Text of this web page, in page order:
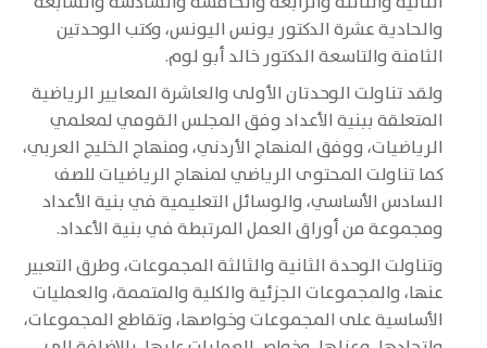
والحادية عشرة الدكتور يونس اليونس، وكتب الوحدتين
الثامنة والتاسعة الدكتور خالد أبو لوم.
ولقد تناولت الوحدتان الأولى والعاشرة المعايير الرياضية
المتعلقة ببنية الأعداد وفق المجلس القومي لمعلمي
الرياضيات، ووفق المنهاج الأردني، ومنهاج الخليج العربي،
كما تناولت المحتوى الرياضي لمنهاج الرياضيات للصف
السادس الأساسي، والوسائل التعليمية في بنية الأعداد
ومجموعة من أوراق العمل المرتبطة في بنية الأعداد.
وتناولت الوحدة الثانية والثالثة المجموعات، وطرق التعبير
عنها، والمجموعات الجزئية والكلية والمتممة، والعمليات
الأساسية على المجموعات وخواصها، وتقاطع المجموعات،